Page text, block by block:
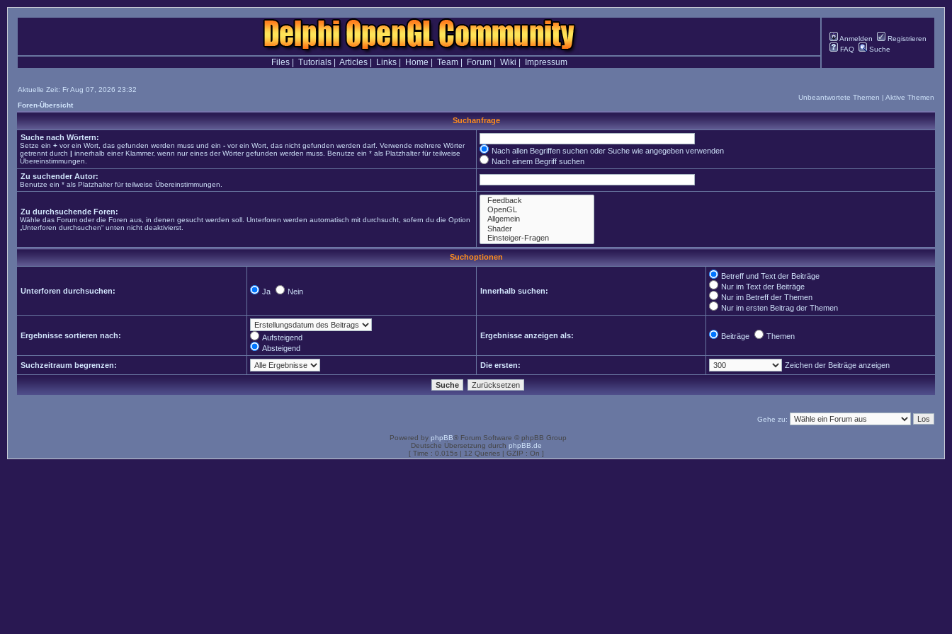
Anmelden
Registrieren
FAQ
Suche
Files| Tutorials| Articles| Links| Home Team| Forum| Wiki Impressum
Aktuelle Zeit: Fr Aug 07, 2026 23:32
Foren-Übersicht
Unbeantwortete Themen | Aktive Themen
Suchanfrage
Suche nach Wörtern:
Setze ein + vor ein Wort, das gefunden werden muss und ein - vor ein Wort, das nicht gefunden werden darf. Verwende mehrere Wörter
getrennt durch | innerhalb einer Klammer, wenn nur eines der Wörter gefunden werden muss. Benutze ein * als Platzhalter für teilweise
Übereinstimmungen.
Nach allen Begriffen suchen oder Suche wie angegeben verwenden
Nach einem Begriff suchen
Zu suchender Autor:
Benutze ein * als Platzhalter für teilweise Übereinstimmungen.
Zu durchsuchende Foren:
Wähle das Forum oder die Foren aus, in denen gesucht werden soll. Unterforen werden automatisch mit durchsucht, sofern du die Option
„Unterforen durchsuchen“ unten nicht deaktivierst.
Suchoptionen
Unterforen durchsuchen: Ja Nein Innerhalb suchen:
Betreff und Text der Beiträge
Nur im Text der Beiträge
Nur im Betreff der Themen
Nur im ersten Beitrag der Themen
Ergebnisse sortieren nach:
Aufsteigend
Absteigend
Ergebnisse anzeigen als: Beiträge Themen
Suchzeitraum begrenzen: Die ersten: Zeichen der Beiträge anzeigen
Gehe zu:
Powered by phpBB® Forum Software © phpBB Group
Deutsche Übersetzung durch phpBB.de
[ Time : 0.015s | 12 Queries | GZIP : On ]